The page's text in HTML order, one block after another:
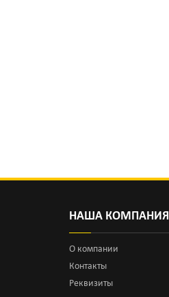
НАША КОМПАНИЯ
О компании
Контакты
Реквизиты